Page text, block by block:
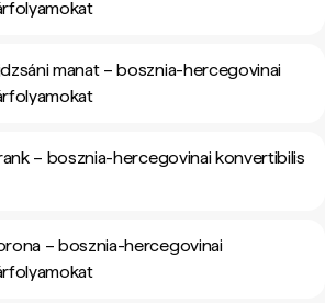
manat – bosznia-hercegovinai
– bosznia-hercegovinai konvertibilis
– bosznia-hercegovinai